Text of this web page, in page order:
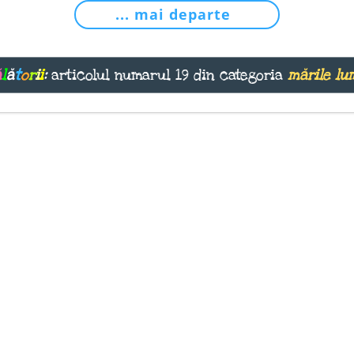
... mai departe
lătorii:articolul numarul 19 din categoriamările